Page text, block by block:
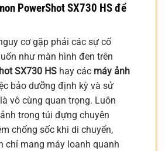
PowerShot SX730 HS để
cơ gặp phải các sự cố
như màn hình đen trên
SX730 HS hay các máy ảnh
bảo dưỡng định kỳ và sử
vô cùng quan trọng. Luôn
trong túi đựng chuyên
chống sốc khi di chuyển,
chỉ mang máy loanh quanh